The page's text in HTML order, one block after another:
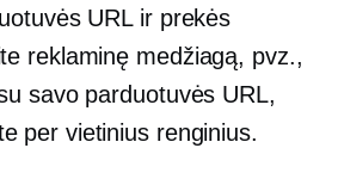
URL ir prekės
reklaminę medžiagą, pvz.,
savo parduotuvės URL,
per vietinius renginius.